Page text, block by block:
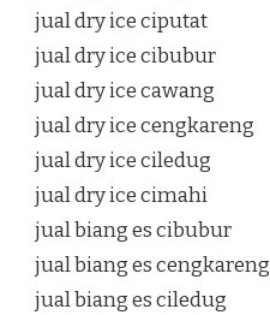
jual dry ice ciputat
jual dry ice cibubur
jual dry ice cawang
jual dry ice cengkareng
jual dry ice ciledug
jual dry ice cimahi
jual biang es cibubur
jual biang es cengkareng
jual biang es ciledug